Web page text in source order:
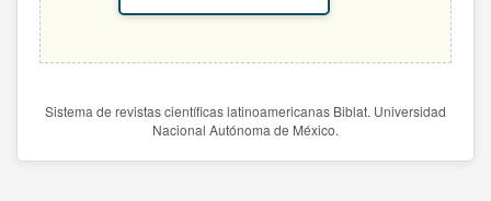
Sistema de revistas científicas latinoamericanas Biblat. Universidad
Nacional Autónoma de México.